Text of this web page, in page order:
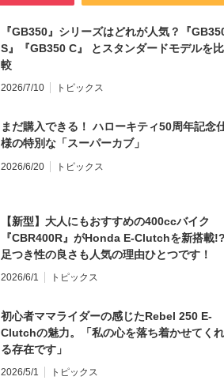
『GB350』シリーズはどれが人気？『
S』『GB350 C』 とスタンダードモデルを比
較
2026/7/10 トピックス
まだ購入できる！ ハローキティ50周年記念
様の特別な「スーパーカブ」
2026/6/20 トピックス
【新型】大人にもおすすめの400ccバイク
『CBR400R』がHonda E-Clutchを新搭載
足つき性の良さも人気の理由ひとつです！
2026/6/1 トピックス
初心者ママライダーの感じたRebel 250 E-
Clutchの魅力。「私の心を落ち着かせてくれ
る存在です」
2026/5/1 トピックス